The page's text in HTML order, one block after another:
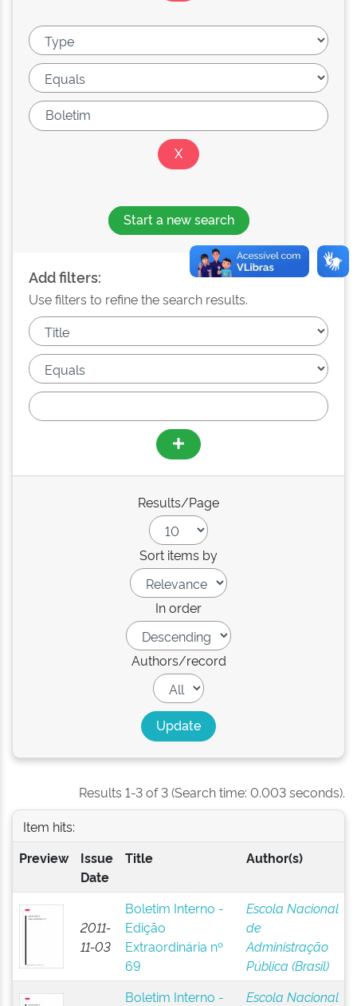
Start a new search
Add filters:
Use filters to refine the search results.
Results/Page
Sort items by
In order
Authors/record
Results 1-3 of 3 (Search time: 0.003 seconds).
Item hits:
Preview
Issue
Date
Title Author(s)
2011-
11-03
Boletim Interno -
Edição
Extraordinária nº
69
Escola Nacional
de
Administração
Pública (Brasil)
Boletim Interno -
Escola Nacional